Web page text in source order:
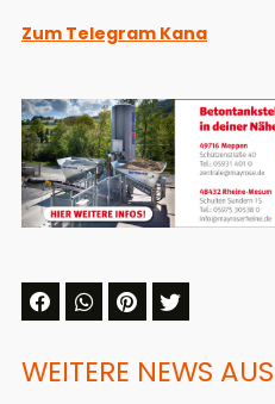
Zum Telegram Kana
WEITERE NEWS